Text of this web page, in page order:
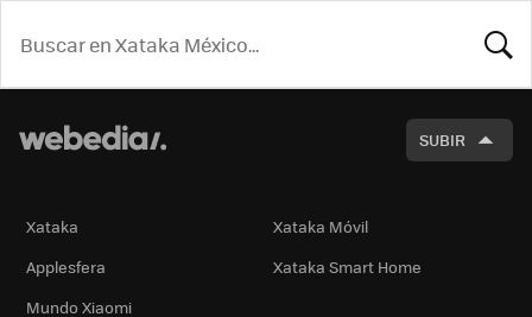
SUBIR
Xataka
Xataka Móvil
Applesfera
Xataka Smart Home
Mundo Xiaomi